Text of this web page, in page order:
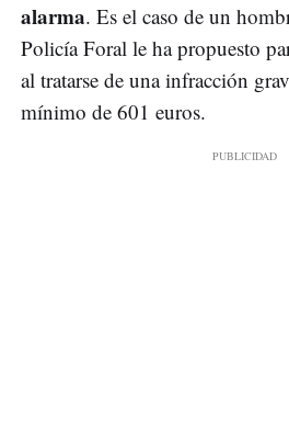
alarma. Es el caso de un
Policía Foral le ha propuesto
al tratarse de una infracción
mínimo de 601 euros.